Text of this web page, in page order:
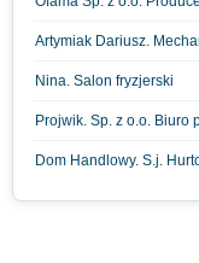
Artymiak Dariusz.
Nina. Salon fryzjerski
Projwik. Sp. z o.o.
Dom Handlowy. S.j.